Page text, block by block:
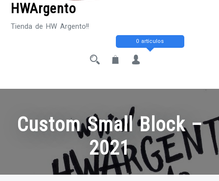
HWArgento
Tienda de HW Argento!!
0 artículos
Custom Small Block –
2021